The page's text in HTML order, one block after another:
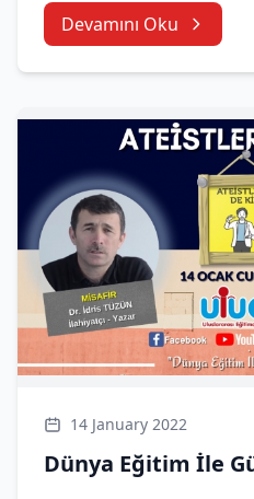
Devamını Oku
14 January 2022
Dünya Eğitim İle